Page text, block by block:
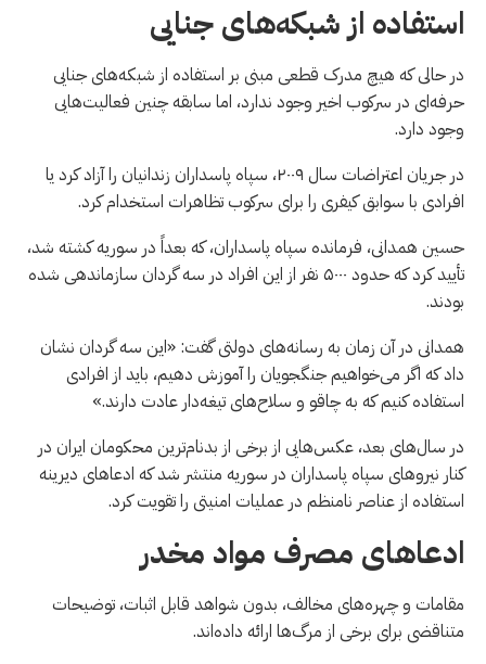
استفاده از شبکه‌های جنایی
در حالی که هیچ مدرک قطعی مبنی بر استفاده از شبکه‌های جنایی
حرفه‌ای در سرکوب اخیر وجود ندارد، اما سابقه چنین فعالیت‌هایی
وجود دارد.
در جریان اعتراضات سال ۲۰۰۹، سپاه پاسداران زندانیان را آزاد کرد یا
افرادی با سوابق کیفری را برای سرکوب تظاهرات استخدام کرد.
حسین همدانی، فرمانده سپاه پاسداران، که بعداً در سوریه کشته شد،
تأیید کرد که حدود ۵۰۰۰ نفر از این افراد در سه گردان سازماندهی شده
بودند.
همدانی در آن زمان به رسانه‌های دولتی گفت: «این سه گردان نشان
داد که اگر می‌خواهیم جنگجویان را آموزش دهیم، باید از افرادی
استفاده کنیم که به چاقو و سلاح‌های تیغه‌دار عادت دارند.»
در سال‌های بعد، عکس‌هایی از برخی از بدنام‌ترین محکومان ایران در
کنار نیروهای سپاه پاسداران در سوریه منتشر شد که ادعاهای دیرینه
استفاده از عناصر نامنظم در عملیات امنیتی را تقویت کرد.
ادعاهای مصرف مواد مخدر
مقامات و چهره‌های مخالف، بدون شواهد قابل اثبات، توضیحات
متناقضی برای برخی از مرگ‌ها ارائه داده‌اند.